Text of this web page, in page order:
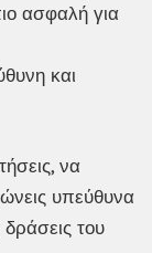
ασφαλή για
και
να
υπεύθυνα
δράσεις του